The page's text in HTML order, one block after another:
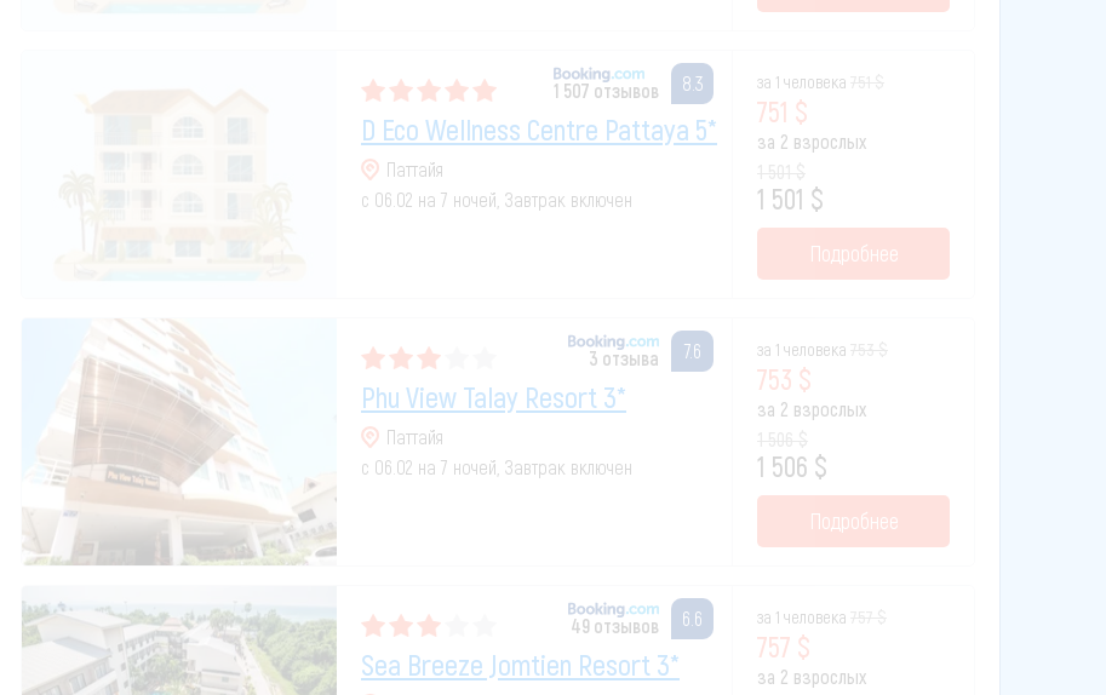
1 507 отзывов 8.3
D Eco Wellness Centre Pattaya 5*
Паттайя
с 06.02 на 7 ночей, Завтрак включен
за 1 человека
751 $
за 2 взрослых
1 501 $
Подробнее
3 отзыва 7.6
Phu View Talay Resort 3*
Паттайя
с 06.02 на 7 ночей, Завтрак включен
за 1 человека
753 $
за 2 взрослых
1 506 $
Подробнее
49 отзывов 6.6
Sea Breeze Jomtien Resort 3*
за 1 человека
757 $
за 2 взрослых